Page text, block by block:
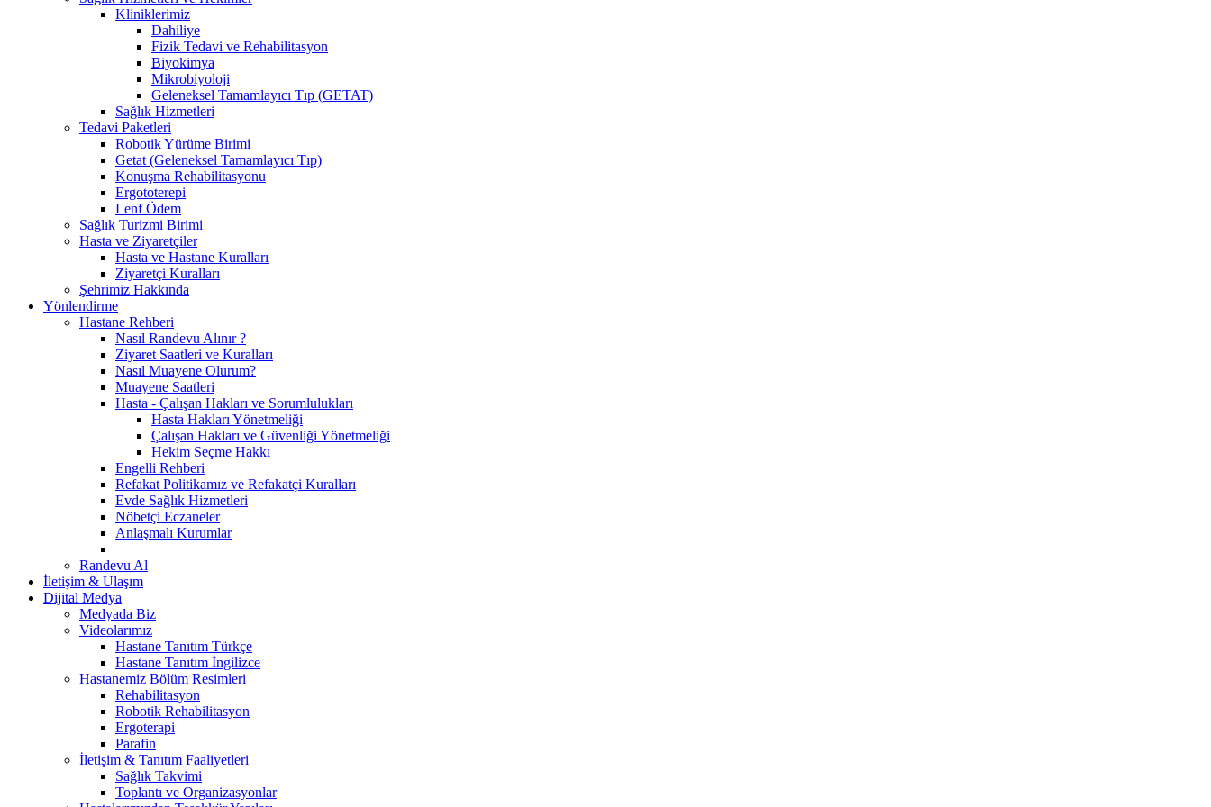
Kliniklerimiz
Dahiliye
Fizik Tedavi ve Rehabilitasyon
Biyokimya
Mikrobiyoloji
Geleneksel Tamamlayıcı Tıp (GETAT)
Sağlık Hizmetleri
Tedavi Paketleri
Robotik Yürüme Birimi
Getat (Geleneksel Tamamlayıcı Tıp)
Konuşma Rehabilitasyonu
Ergototerepi
Lenf Ödem
Sağlık Turizmi Birimi
Hasta ve Ziyaretçiler
Hasta ve Hastane Kuralları
Ziyaretçi Kuralları
Şehrimiz Hakkında
Yönlendirme
Hastane Rehberi
Nasıl Randevu Alınır ?
Ziyaret Saatleri ve Kuralları
Nasıl Muayene Olurum?
Muayene Saatleri
Hasta - Çalışan Hakları ve Sorumlulukları
Hasta Hakları Yönetmeliği
Çalışan Hakları ve Güvenliği Yönetmeliği
Hekim Seçme Hakkı
Engelli Rehberi
Refakat Politikamız ve Refakatçi Kuralları
Evde Sağlık Hizmetleri
Nöbetçi Eczaneler
Anlaşmalı Kurumlar
Randevu Al
İletişim & Ulaşım
Dijital Medya
Medyada Biz
Videolarımız
Hastane Tanıtım Türkçe
Hastane Tanıtım İngilizce
Hastanemiz Bölüm Resimleri
Rehabilitasyon
Robotik Rehabilitasyon
Ergoterapi
Parafin
İletişim & Tanıtım Faaliyetleri
Sağlık Takvimi
Toplantı ve Organizasyonlar